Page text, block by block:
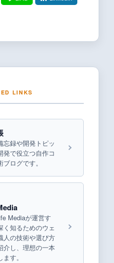
LINKS
忘録や開発トピッ
発で役立つ自作コ
ログです。
Mediaが運営す
く知るためのウェ
人の技術や選び方
介し、理想の一本
す。